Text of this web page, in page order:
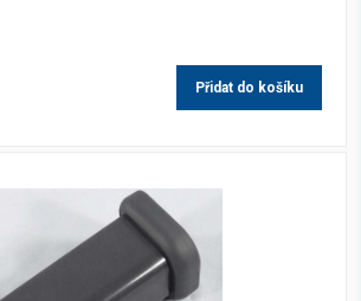
Přidat do košíku